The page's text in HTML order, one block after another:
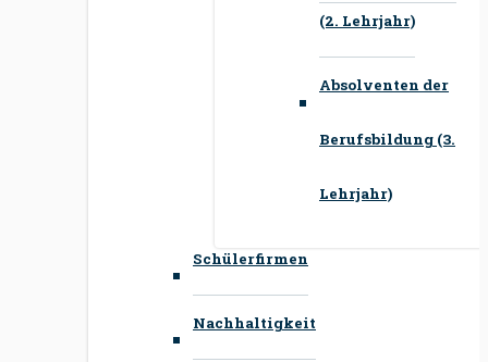
(2. Lehrjahr)
Absolventen der
Berufsbildung (3.
Lehrjahr)
Schülerfirmen
Nachhaltigkeit